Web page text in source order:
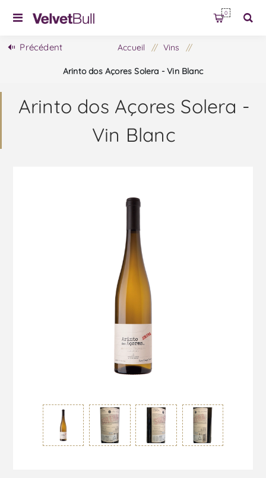
0
Précédent Accueil / Vins /
Arinto dos Açores Solera - Vin Blanc
Arinto dos Açores Solera -
Vin Blanc